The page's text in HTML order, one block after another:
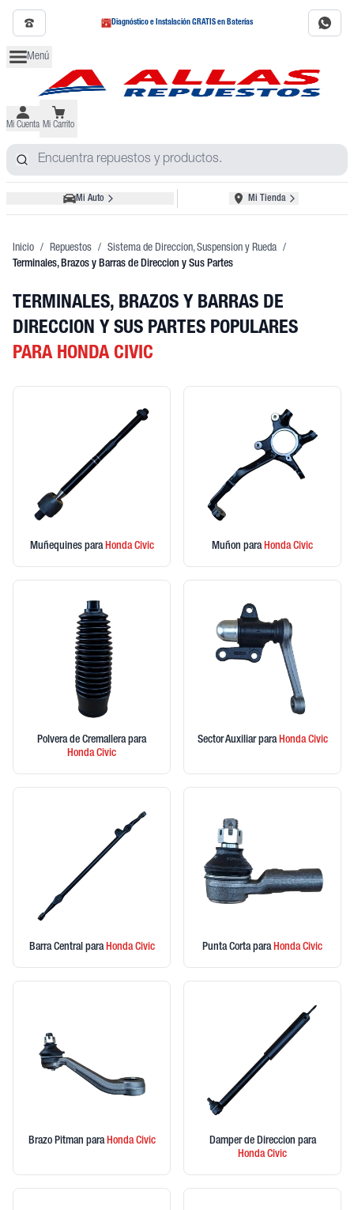
Diagnóstico e Instalación GRATIS en Baterías
Menú
Mi Cuenta Mi Carrito
Mi Auto Mi Tienda
Inicio / Repuestos / Sistema de Direccion, Suspension y Rueda /
Terminales, Brazos y Barras de Direccion y Sus Partes
TERMINALES, BRAZOS Y BARRAS DE
DIRECCION Y SUS PARTES POPULARES
PARA HONDA CIVIC
Muñequines paraHondaCivic Muñon paraHondaCivic
Polvera de Cremallera para
HondaCivic
Sector Auxiliar paraHondaCivic
Barra Central paraHondaCivic Punta Corta paraHondaCivic
Brazo Pitman paraHondaCivic Damper de Direccion para
HondaCivic